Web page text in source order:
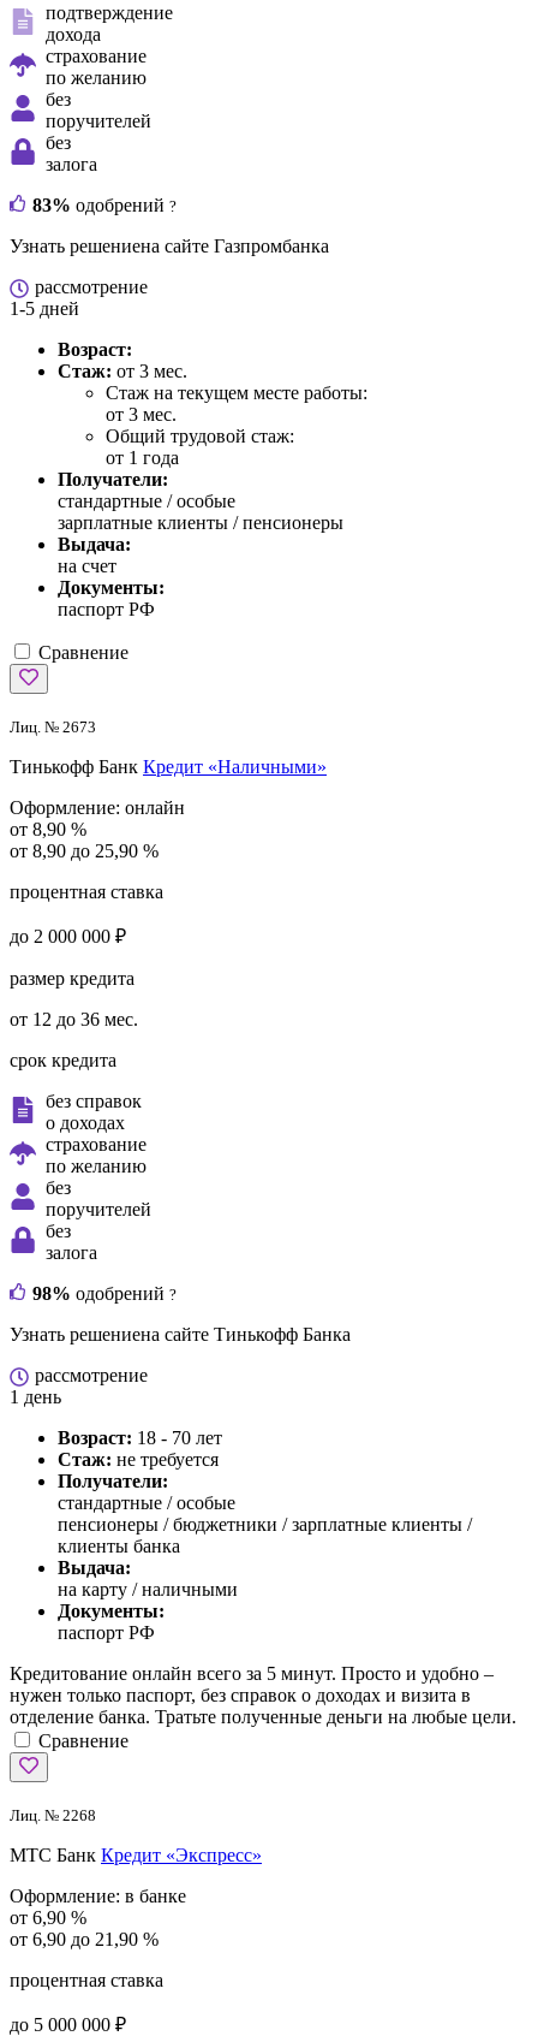
подтверждение
дохода
страхование
по желанию
без
поручителей
без
залога
83% одобрений ?
Узнать решениена сайте Газпромбанка
рассмотрение
1-5 дней
Возраст:
Стаж: от 3 мес.
Стаж на текущем месте работы:
от 3 мес.
Общий трудовой стаж:
от 1 года
Получатели:
стандартные /особые
зарплатные клиенты / пенсионеры
Выдача:
на счет
Документы:
паспорт РФ
Сравнение
Лиц. № 2673
Тинькофф Банк Кредит «Наличными»
Оформление: онлайн
от 8,90 %
от 8,90 до 25,90 %
процентная ставка
до 2 000 000 ₽
размер кредита
от 12 до 36 мес.
срок кредита
без справок
о доходах
страхование
по желанию
без
поручителей
без
залога
98% одобрений ?
Узнать решениена сайте Тинькофф Банка
рассмотрение
1 день
Возраст: 18 - 70 лет
Стаж: не требуется
Получатели:
стандартные /особые
пенсионеры / бюджетники / зарплатные клиенты /
клиенты банка
Выдача:
на карту / наличными
Документы:
паспорт РФ
Кредитование онлайн всего за 5 минут. Просто и удобно –
нужен только паспорт, без справок о доходах и визита в
отделение банка. Тратьте полученные деньги на любые цели.
Сравнение
Лиц. № 2268
МТС Банк Кредит «Экспресс»
Оформление: в банке
от 6,90 %
от 6,90 до 21,90 %
процентная ставка
до 5 000 000 ₽